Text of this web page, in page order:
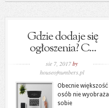
Gdzie dodaje się
ogłoszenia? C...
sie 7, 2017by
houseofnumbers.pl
Obecnie większość
osób nie wyobraża
sobie